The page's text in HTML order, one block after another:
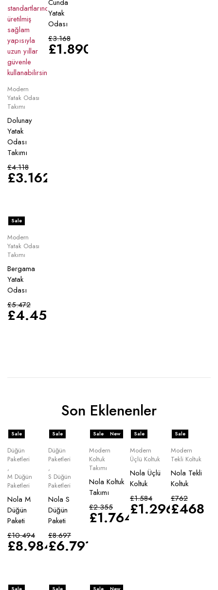
Modern
Yatak Odası
Takımı
Dolunay
Yatak
Odası
Takımı
£4.118
£3.162
Cunda
Yatak
Odası
£3.168
£1.890
Sale
Modern
Yatak Odası
Takımı
Bergama
Yatak
Odası
£5.472
£4.458
Son Eklenenler
Sale
Düğün
Paketleri
,
M Düğün
Paketleri
Nola M
Düğün
Paketi
£10.494
£8.984
Sale
Düğün
Paketleri
,
S Düğün
Paketleri
Nola S
Düğün
Paketi
£8.697
£6.791
Sale New
Modern
Koltuk
Takımı
Nola Koltuk
Takımı
£2.355
£1.764
Sale
Modern
Üçlü Koltuk
Nola Üçlü
Koltuk
£1.584
£1.296
Sale
Modern
Tekli Koltuk
Nola Tekli
Koltuk
£762
£468